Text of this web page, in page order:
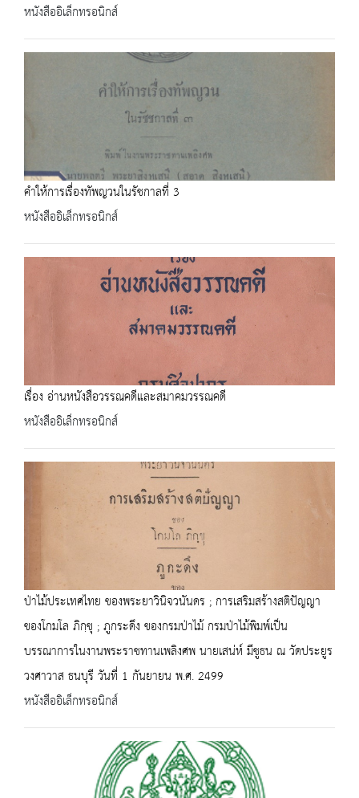
หนังสืออิเล็กทรอนิกส์
คำให้การเรื่องทัพญวนในรัชกาลที่ 3
หนังสืออิเล็กทรอนิกส์
เรื่อง อ่านหนังสือวรรณคดีและสมาคมวรรณคดี
หนังสืออิเล็กทรอนิกส์
ป่าไม้ประเทศไทย ของพระยาวินิจวนันดร ; การเสริมสร้างสติปัญญา
ของโกมโล ภิกฺขุ ; ภูกระดึง ของกรมป่าไม้ กรมป่าไม้พิมพ์เป็น
บรรณาการในงานพระราชทานเพลิงศพ นายเสน่ห์ มีชูธน ณ วัดประยูร
วงศาวาส ธนบุรี วันที่ 1 กันยายน พ.ศ. 2499
หนังสืออิเล็กทรอนิกส์